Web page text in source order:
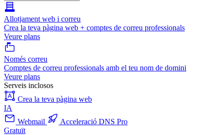
Allotjament web i correu
Crea la teva pàgina web + comptes de correu professionals
Veure plans
Només correu
Comptes de correu professionals amb el teu nom de domini
Veure plans
Serveis inclosos
Crea la teva pàgina web
IA
Webmail
Acceleració DNS Pro
Gratuït